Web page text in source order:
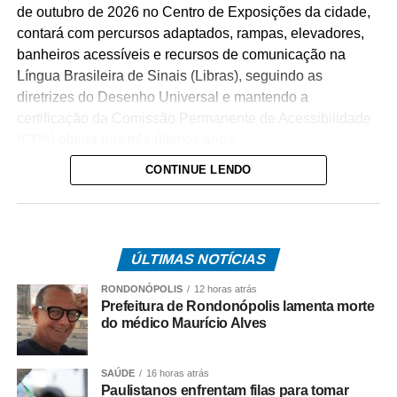
de outubro de 2026 no Centro de Exposições da cidade,
contará com percursos adaptados, rampas, elevadores,
banheiros acessíveis e recursos de comunicação na
Língua Brasileira de Sinais (Libras), seguindo as
diretrizes do Desenho Universal e mantendo a
O percurso acessível inclui rampas de inclinação
adequada, circulação livre para cadeiras de rodas e
acessibilidade que permitem a visita a mezaninos e aos
níveis superiores sem comprometer o conceito
arquitetônico dos projetos. Nove banheiros foram
adaptados, oferecendo cabines exclusivas, áreas
familiares e, em alguns casos, instalações para crianças
e pessoas de baixa estatura.
CONTINUE LENDO
ÚLTIMAS NOTÍCIAS
RONDONÓPOLIS 12 horas atrás
Prefeitura de Rondonópolis lamenta morte
do médico Maurício Alves
SAÚDE 16 horas atrás
Paulistanos enfrentam filas para tomar